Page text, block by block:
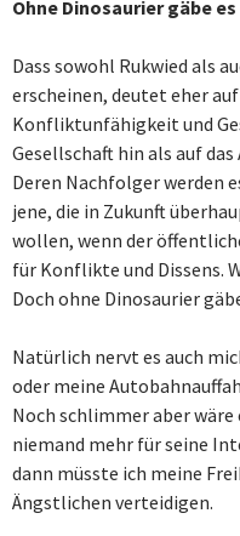
Ohne Dinosaurier gäbe
Dass sowohl Rukwied als
erscheinen, deutet eher
Konfliktunfähigkeit und
Gesellschaft hin als auf
Deren Nachfolger werden
jene, die in Zukunft
wollen, wenn der
für Konflikte und Dissens.
Doch ohne Dinosaurier
Natürlich nervt es auch
oder meine
Noch schlimmer aber wäre
niemand mehr für seine
dann müsste ich meine
Ängstlichen verteidigen.